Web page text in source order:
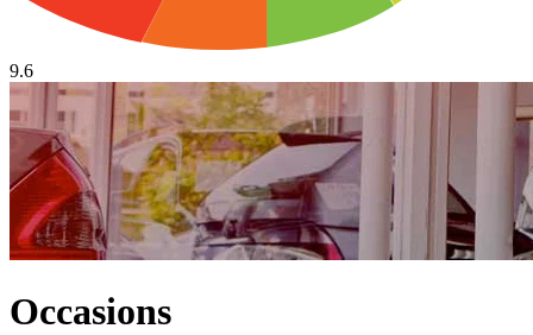
9.6
Occasions